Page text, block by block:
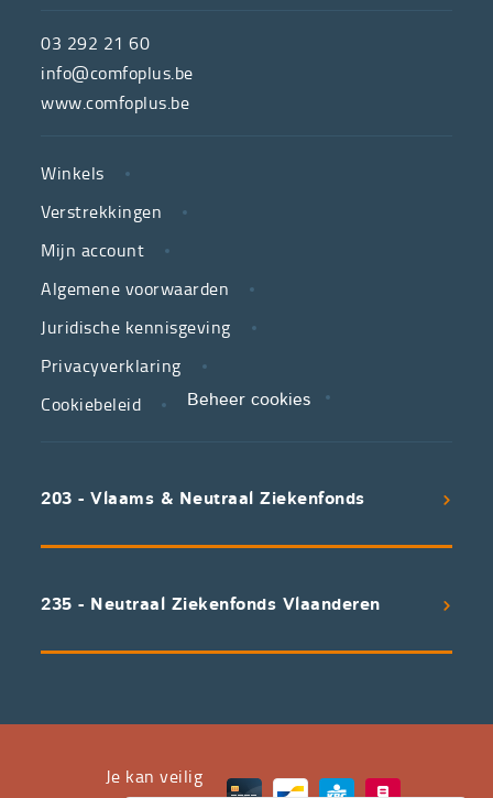
de
hulpmiddelenwinkel
van
neutrale
ziekenfondsen,
is
partner
in
zorg.
We
voorwaarden
uitstekend
waarvan
03 292 21 60
info@comfoplus.be
www.comfoplus.be
LINKS
Winkels
Verstrekkingen
Mijn account
Algemene voorwaarden
Juridische kennisgeving
Privacyverklaring
Cookiebeleid
Beheer cookies
203 - Vlaams & Neutraal Ziekenfonds
235 - Neutraal Ziekenfonds Vlaanderen
Je kan veilig